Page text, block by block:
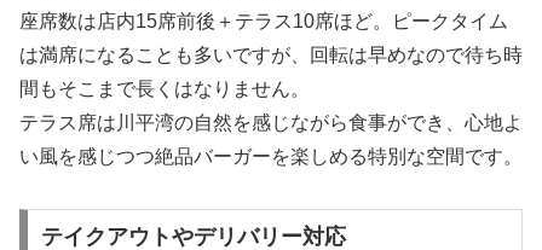
座席数は店内15席前後＋テラス10席ほど。ピークタイム
は満席になることも多いですが、回転は早めなので待ち時
間もそこまで長くはなりません。
テラス席は川平湾の自然を感じながら食事ができ、心地よ
い風を感じつつ絶品バーガーを楽しめる特別な空間です。
テイクアウトやデリバリー対応